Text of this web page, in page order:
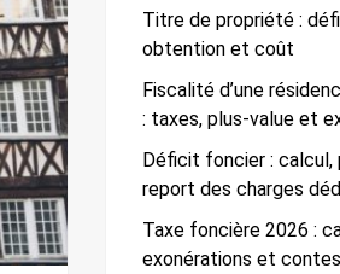
Titre de propriété :
obtention et coût
Fiscalité d’une
: taxes, plus-value et
Déficit foncier :
report des charges
Taxe foncière 2026 :
exonérations et